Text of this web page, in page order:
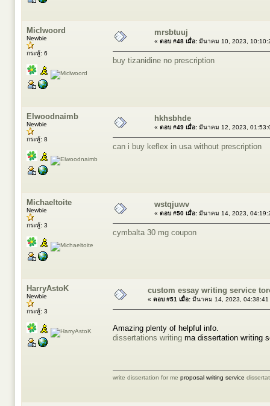
Miclwoord
Newbie
กระทู้: 6
mrsbtuuj
« ตอบ #48 เมื่อ: มีนาคม 10, 2023,
buy tizanidine no prescription
Elwoodnaimb
Newbie
กระทู้: 8
hkhsbhde
« ตอบ #49 เมื่อ: มีนาคม 12, 2023,
can i buy keflex in usa without prescription
Michaeltoite
Newbie
กระทู้: 3
wstqjuwv
« ตอบ #50 เมื่อ: มีนาคม 14, 2023,
cymbalta 30 mg coupon
HarryAstoK
Newbie
กระทู้: 3
custom essay writing service
« ตอบ #51 เมื่อ: มีนาคม 14, 2023, 04:38:41
Amazing plenty of helpful info.
dissertations writing ma dissertation writing
write dissertation for me proposal writing service